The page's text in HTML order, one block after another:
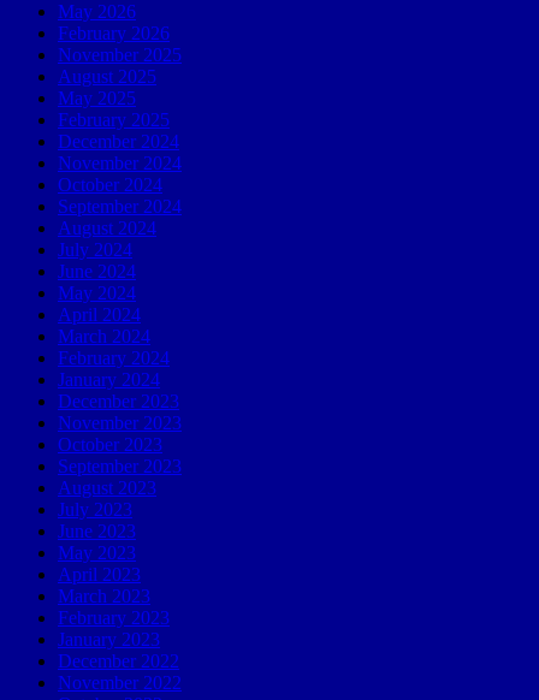
May 2026
February 2026
November 2025
August 2025
May 2025
February 2025
December 2024
November 2024
October 2024
September 2024
August 2024
July 2024
June 2024
May 2024
April 2024
March 2024
February 2024
January 2024
December 2023
November 2023
October 2023
September 2023
August 2023
July 2023
June 2023
May 2023
April 2023
March 2023
February 2023
January 2023
December 2022
November 2022